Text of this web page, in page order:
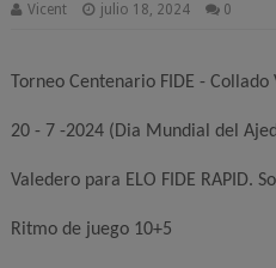
Vicent julio 18, 2024 0
Torneo Centenario FIDE -
20 - 7 -2024 (Dia Mundial del
Valedero para ELO FIDE RAPID.
Ritmo de juego 10+5